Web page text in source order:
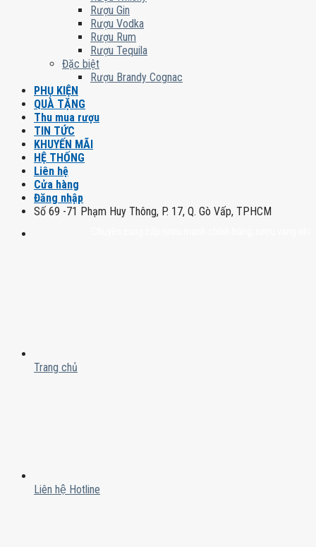
Rượu Gin
Rượu Vodka
Rượu Rum
Rượu Tequila
Đặc biệt
Rượu Brandy Cognac
PHỤ KIỆN
QUÀ TẶNG
Thu mua rượu
TIN TỨC
KHUYẾN MÃI
HỆ THỐNG
Liên hệ
Cửa hàng
Đăng nhập
Số 69 -71 Phạm Huy Thông, P. 17, Q. Gò Vấp, TPHCM
Trang chủ
Liên hệ Hotline